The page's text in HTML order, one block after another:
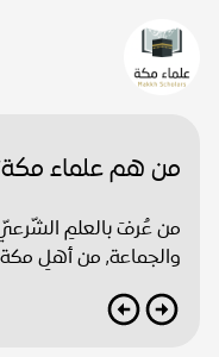
من هم علماء
من عُرفَ بالعلمِ
والجماعة, من أهلِ